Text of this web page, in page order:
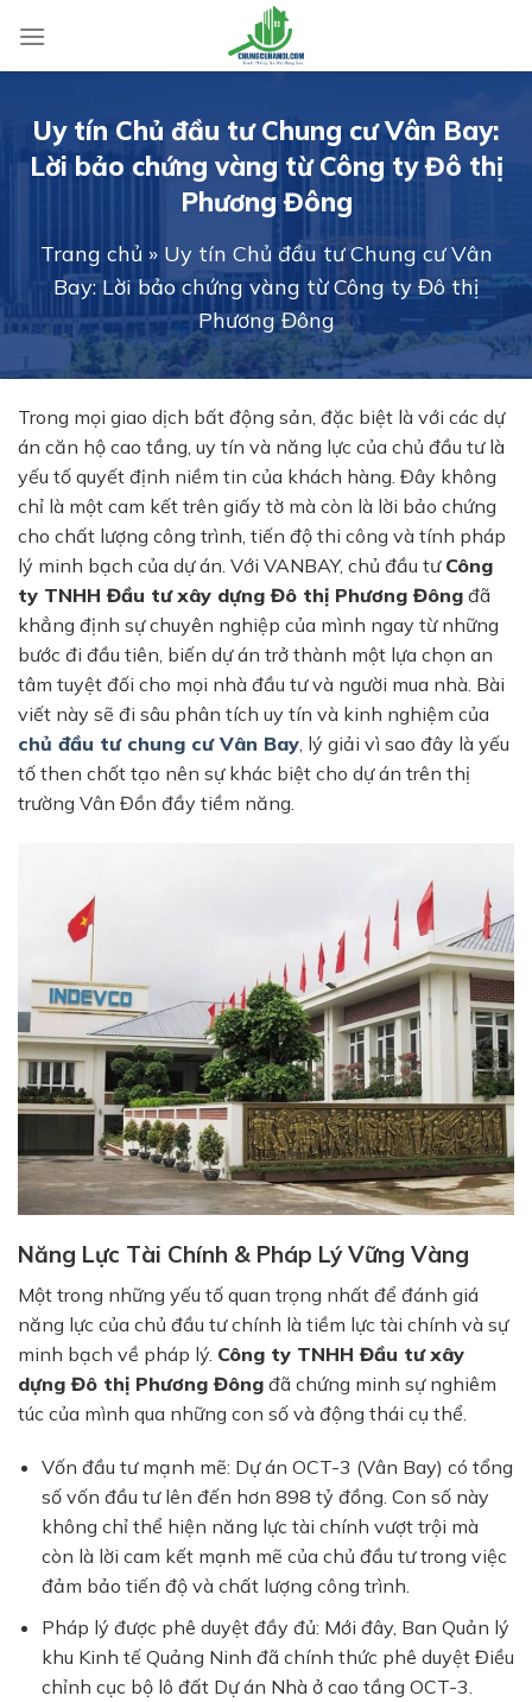
content
Uy tín Chủ đầu tư Chung cư Vân Bay:
Lời bảo chứng vàng từ Công ty Đô thị
Phương Đông
Trang chủ » Uy tín Chủ đầu tư Chung cư Vân
Bay: Lời bảo chứng vàng từ Công ty Đô thị
Phương Đông
Trong mọi giao dịch bất động sản, đặc biệt là với các dự
án căn hộ cao tầng, uy tín và năng lực của chủ đầu tư là
yếu tố quyết định niềm tin của khách hàng. Đây không
chỉ là một cam kết trên giấy tờ mà còn là lời bảo chứng
cho chất lượng công trình, tiến độ thi công và tính pháp
lý minh bạch của dự án. Với VANBAY, chủ đầu tư Công
ty TNHH Đầu tư xây dựng Đô thị Phương Đông đã
khẳng định sự chuyên nghiệp của mình ngay từ những
bước đi đầu tiên, biến dự án trở thành một lựa chọn an
tâm tuyệt đối cho mọi nhà đầu tư và người mua nhà. Bài
viết này sẽ đi sâu phân tích uy tín và kinh nghiệm của
chủ đầu tư chung cư Vân Bay, lý giải vì sao đây là yếu
tố then chốt tạo nên sự khác biệt cho dự án trên thị
trường Vân Đồn đầy tiềm năng.
Năng Lực Tài Chính & Pháp Lý Vững Vàng
Một trong những yếu tố quan trọng nhất để đánh giá
năng lực của chủ đầu tư chính là tiềm lực tài chính và sự
minh bạch về pháp lý. Công ty TNHH Đầu tư xây
dựng Đô thị Phương Đông đã chứng minh sự nghiêm
túc của mình qua những con số và động thái cụ thể.
Vốn đầu tư mạnh mẽ: Dự án OCT-3 (Vân Bay) có tổng
số vốn đầu tư lên đến hơn 898 tỷ đồng. Con số này
không chỉ thể hiện năng lực tài chính vượt trội mà
còn là lời cam kết mạnh mẽ của chủ đầu tư trong việc
đảm bảo tiến độ và chất lượng công trình.
Pháp lý được phê duyệt đầy đủ: Mới đây, Ban Quản lý
khu Kinh tế Quảng Ninh đã chính thức phê duyệt Điều
chỉnh cục bộ lô đất Dự án Nhà ở cao tầng OCT-3.